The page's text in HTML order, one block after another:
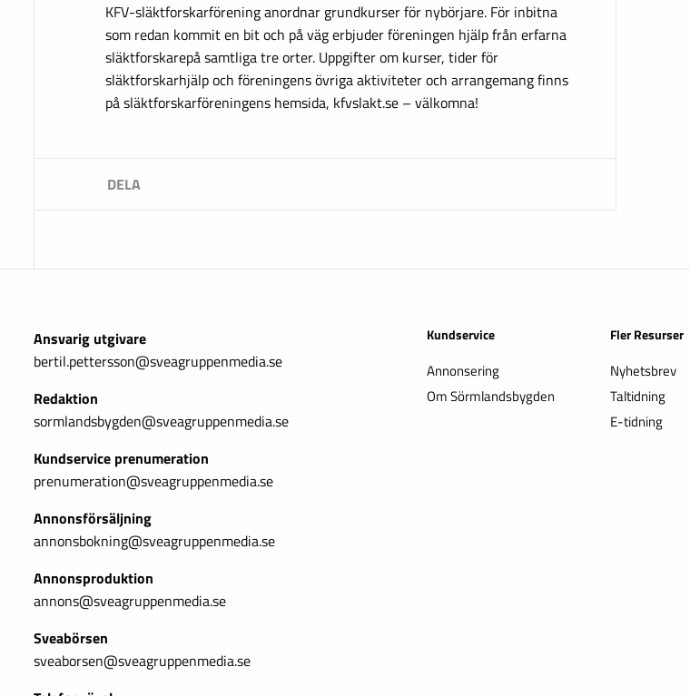
KFV-släktforskarförening anordnar grundkurser för nybörjare. För inbitna
som redan kommit en bit och på väg erbjuder föreningen hjälp från erfarna
släktforskarepå samtliga tre orter. Uppgifter om kurser, tider för
släktforskarhjälp och föreningens övriga aktiviteter och arrangemang finns
på släktforskarföreningens hemsida, kfvslakt.se – välkomna!
Ansvarig utgivare
bertil.pettersson@sveagruppenmedia.se
Redaktion
sormlandsbygden@sveagruppenmedia.se
Kundservice prenumeration
prenumeration@sveagruppenmedia.se
Annonsförsäljning
annonsbokning@sveagruppenmedia.se
Annonsproduktion
annons@sveagruppenmedia.se
Sveabörsen
sveaborsen@sveagruppenmedia.se
Kundservice
Annonsering
Om Sörmlandsbygden
Fler Resurser
Nyhetsbrev
Taltidning
E-tidning